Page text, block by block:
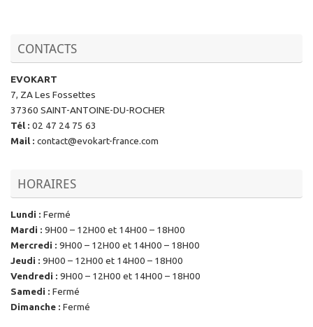
CONTACTS
EVOKART
7, ZA Les Fossettes
37360 SAINT-ANTOINE-DU-ROCHER
Tél : 02 47 24 75 63
Mail : contact@evokart-france.com
HORAIRES
Lundi : Fermé
Mardi : 9H00 – 12H00 et 14H00 – 18H00
Mercredi : 9H00 – 12H00 et 14H00 – 18H00
Jeudi : 9H00 – 12H00 et 14H00 – 18H00
Vendredi : 9H00 – 12H00 et 14H00 – 18H00
Samedi : Fermé
Dimanche : Fermé